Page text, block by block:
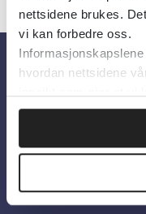
nettsidene brukes.
vi kan forbedre oss.
hvordan nettsidene
Om
Personvern og